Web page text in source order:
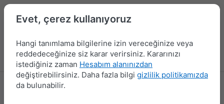
Menü Kampanyalar Yeni Ürünler Giriş yap
Evet, çerez kullanıyoruz
Hangi tanımlama bilgilerine izin vereceğinize veya
reddedeceğinize siz karar verirsiniz. Kararınızı
istediğiniz zaman Hesabım alanınızdan
değiştirebilirsiniz. Daha fazla bilgi gizlilik politikamızda
da bulunabilir.